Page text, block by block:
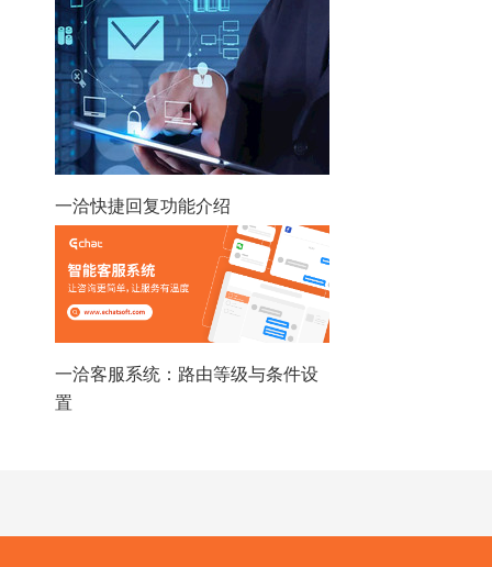
一洽快捷回复功能介绍
一洽客服系统：路由等级与条件设
置